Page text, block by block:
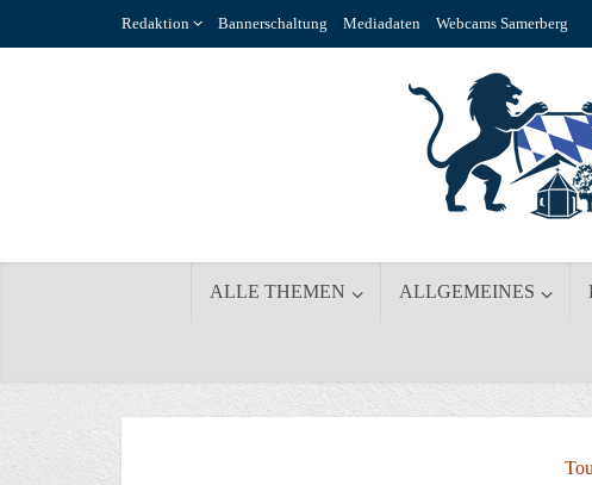
Redaktion Bannerschaltung Mediadaten Webcams Samerberg
ALLE THEMEN ALLGEMEINES